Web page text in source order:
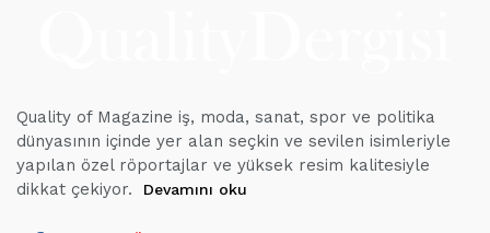
Quality of Magazine iş, moda, sanat, spor ve politika
dünyasının içinde yer alan seçkin ve sevilen isimleriyle
yapılan özel röportajlar ve yüksek resim kalitesiyle
dikkat çekiyor.
Devamını oku